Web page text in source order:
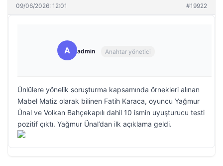
09/06/2026: 12:01 #19922
A admin Anahtar yönetici
Ünlülere yönelik soruşturma kapsamında örnekleri alınan
Mabel Matiz olarak bilinen Fatih Karaca, oyuncu Yağmur
Ünal ve Volkan Bahçekapılı dahil 10 ismin uyuşturucu testi
pozitif çıktı. Yağmur Ünal’dan ilk açıklama geldi.